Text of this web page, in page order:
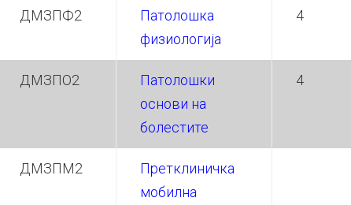
ДМЗПФ2
Патолошка
физиологија
4
ДМЗПО2
Патолошки
основи на
болестите
4
ДМЗПМ2
Претклиничка
мобилна